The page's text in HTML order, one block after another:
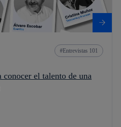
Entrevistas 101
conocer el talento de una